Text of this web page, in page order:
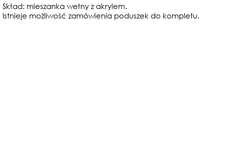
Skład: mieszanka wełny z akrylem.
Istnieje możliwość zamówienia poduszek do kompletu.